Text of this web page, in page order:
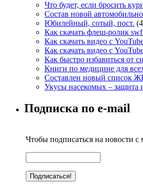
Что будет, если бросить
Состав новой
Юбилейный, сотый, пост.
Как скачать флеш-ролик
Как скачать видео с
Как скачать видео с
Как быстро избавиться от
Книги по медицине для
Составлен новый список
Укусы насекомых – защита
Подписка по e-mail
Чтобы подписаться на новости